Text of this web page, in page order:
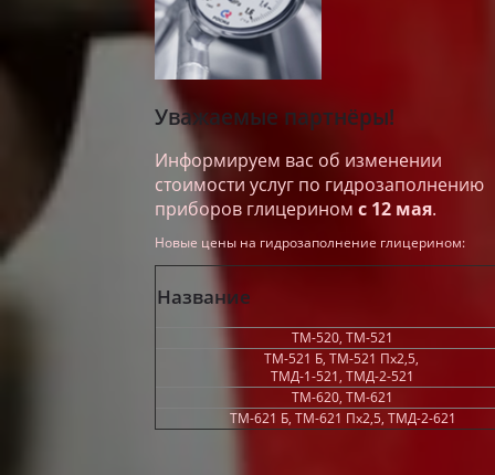
Уважаемые партнёры!
Информируем вас об изменении
стоимости услуг по гидрозаполнению
приборов глицерином с 12 мая.
Новые цены на гидрозаполнение глицерином:
Название
ТМ-520, ТМ-521
ТМ-521 Б, ТМ-521 Пх2,5,
ТМД-1-521, ТМД-2-521
ТМ-620, ТМ-621
ТМ-621 Б, ТМ-621 Пх2,5, ТМД-2-621